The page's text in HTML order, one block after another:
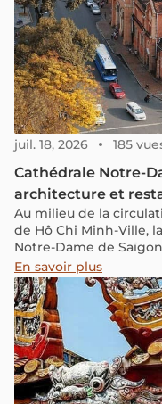
juil. 18, 2026 185
Cathédrale Notre-
architecture et
Au milieu de la
de Hô Chi Minh-Ville,
Notre-Dame de
du centre historique.
statue blanche de la
aussi bien pour les
Construite sous
fin du XIXe siècle, la
pleinement à la
toujours en activité,
rendez-vous urbain,
restauration d’une
En savoir plus